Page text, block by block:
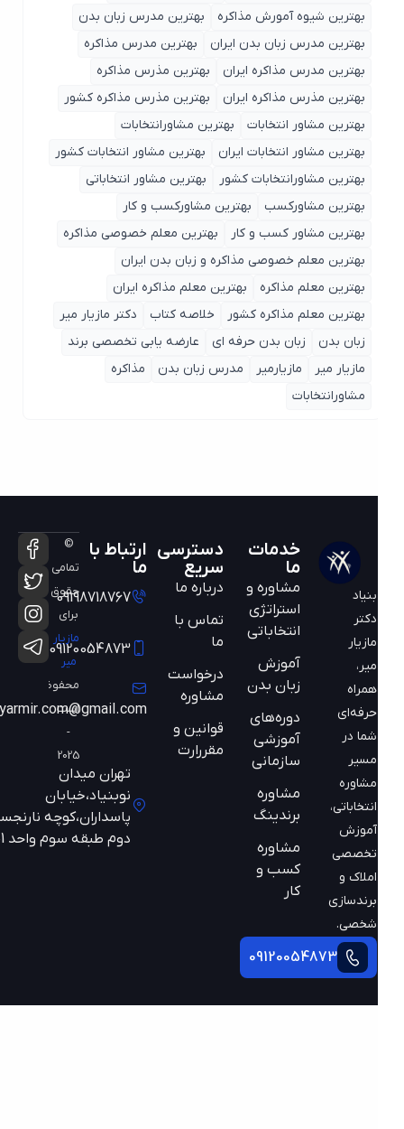
بهترین شیوه آمورش مذاکره
بهترین مدرس زبان بدن
بهترین مدرس زبان بدن ایران
بهترین مدرس مذاکره
بهترین مدرس مذاکره ایران
بهترین مذرس مذاکره
بهترین مذرس مذاکره ایران
بهترین مذرس مذاکره کشور
بهترین مشاور انتخابات
بهترین مشاورانتخابات
بهترین مشاور انتخابات ایران
بهترین مشاور انتخابات کشور
بهترین مشاورانتخابات کشور
بهترین مشاور انتخاباتی
بهترین مشاورکسب
بهترین مشاورکسب و کار
بهترین مشاور کسب و کار
بهترین معلم خصوصی مذاکره
بهترین معلم خصوصی مذاکره و زبان بدن ایران
بهترین معلم مذاکره
بهترین معلم مذاکره ایران
بهترین معلم مذاکره کشور
خلاصه کتاب
دکتر مازیار میر
زبان بدن
زبان بدن حرفه ای
عارضه یابی تخصصی برند
مازیار میر
مازیارمیر مدرس زبان بدن
مذاکره
مشاورانتخابات
مازیار
همراه
حرفه‌ای
شما در
مسیر
مشاوره
انتخاباتی،
آموزش
تخصصی
املاک و
برندسازی
شخصی.
09120054873
خدمات
مشاوره و
استراتژی
انتخاباتی
آموزش
زبان بدن
دوره‌های
آموزشی
سازمانی
مشاوره
برندینگ
مشاوره
کسب و
دسترسی
سریع
درباره ما
تماس با
ما
درخواست
مشاوره
قوانین و
مقررارت
ارتباط با
09198718767
09120054873
mazyarmir.com@gmail.com
تهران میدان
نوبنیاد،خیابان
پاسداران،کوچه نارنجستان
دوم طبقه سوم واحد 301
©
تمامی
حقوق
محفوظ
است